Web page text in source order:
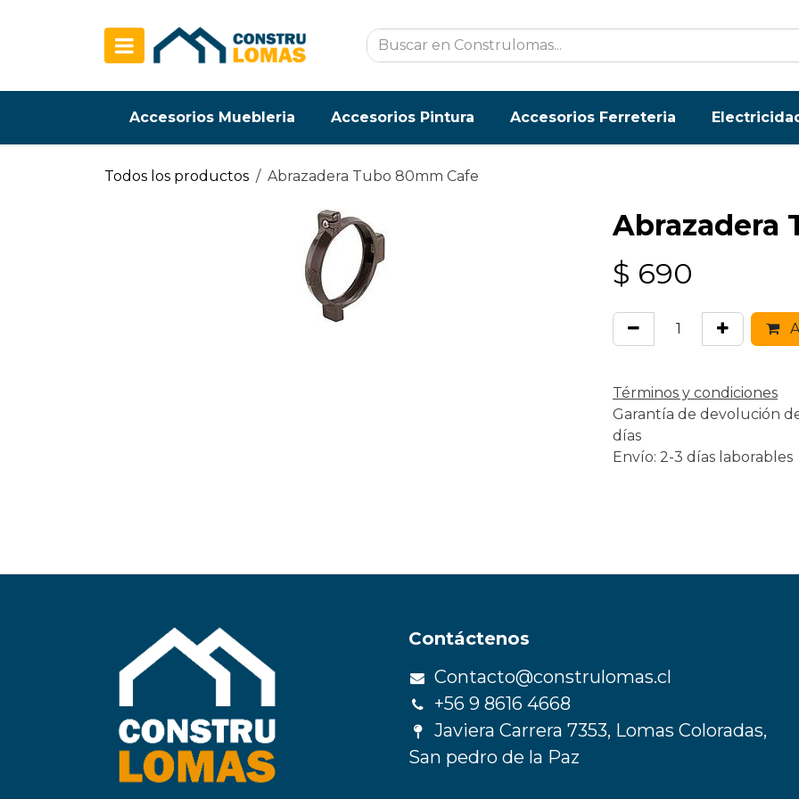
Accesorios Muebleria Accesorios Pintura Accesorios Ferreteria
Todos los productos Abrazadera Tubo 80mm Cafe
Abrazadera
$ 690
Términos y condiciones
Garantía de devolución
días
Envío: 2-3 días laborables
Contáctenos
Contacto@construlomas.cl
+56 9 8616 4668
Javiera Carrera 7353, Lomas Coloradas,
San pedro de la Paz